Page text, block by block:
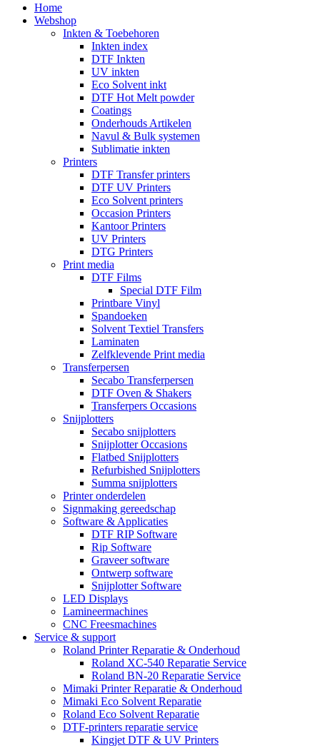
Home
Webshop
Inkten & Toebehoren
Inkten index
DTF Inkten
UV inkten
Eco Solvent inkt
DTF Hot Melt powder
Coatings
Onderhouds Artikelen
Navul & Bulk systemen
Sublimatie inkten
Printers
DTF Transfer printers
DTF UV Printers
Eco Solvent printers
Occasion Printers
Kantoor Printers
UV Printers
DTG Printers
Print media
DTF Films
Special DTF Film
Printbare Vinyl
Spandoeken
Solvent Textiel Transfers
Laminaten
Zelfklevende Print media
Transferpersen
Secabo Transferpersen
DTF Oven & Shakers
Transferpers Occasions
Snijplotters
Secabo snijplotters
Snijplotter Occasions
Flatbed Snijplotters
Refurbished Snijplotters
Summa snijplotters
Printer onderdelen
Signmaking gereedschap
Software & Applicaties
DTF RIP Software
Rip Software
Graveer software
Ontwerp software
Snijplotter Software
LED Displays
Lamineermachines
CNC Freesmachines
Service & support
Roland Printer Reparatie & Onderhoud
Roland XC-540 Reparatie Service
Roland BN-20 Reparatie Service
Mimaki Printer Reparatie & Onderhoud
Mimaki Eco Solvent Reparatie
Roland Eco Solvent Reparatie
DTF-printers reparatie service
Kingjet DTF & UV Printers